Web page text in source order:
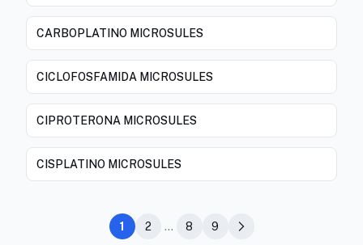
CARBOPLATINO MICROSULES
CICLOFOSFAMIDA MICROSULES
CIPROTERONA MICROSULES
CISPLATINO MICROSULES
1 2 ... 8 9